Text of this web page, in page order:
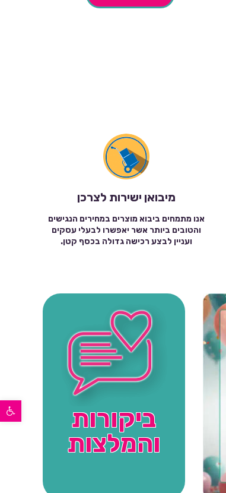
פתח סרגל נגישות
מיבואן ישירות לצרכן
אנו מתמחים ביבוא מוצרים במחירים הנגישים
והטובים ביותר אשר יאפשרו לבעלי עסקים
ועניין לבצע רכישה גדולה בכסף קטן.
ביקורות
והמלצות